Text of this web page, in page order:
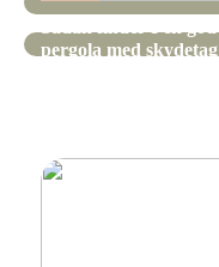
pergola med skydetag